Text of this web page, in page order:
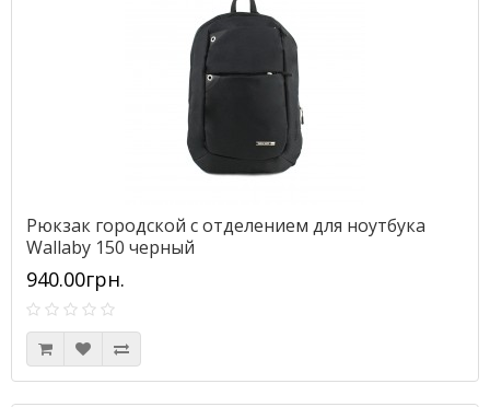
Рюкзак городской с отделением для ноутбука
Wallaby 150 черный
940.00грн.